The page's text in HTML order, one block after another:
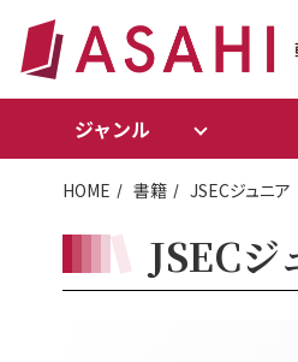
ジャンル
HOME 書籍 JSECジュニ
JSEC